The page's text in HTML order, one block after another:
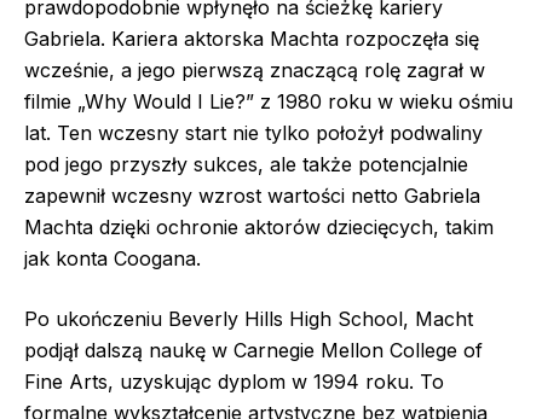
prawdopodobnie wpłynęło na ścieżkę kariery
Gabriela. Kariera aktorska Machta rozpoczęła się
wcześnie, a jego pierwszą znaczącą rolę zagrał w
filmie „Why Would I Lie?” z 1980 roku w wieku ośmiu
lat. Ten wczesny start nie tylko położył podwaliny
pod jego przyszły sukces, ale także potencjalnie
zapewnił wczesny wzrost wartości netto Gabriela
Machta dzięki ochronie aktorów dziecięcych, takim
jak konta Coogana.
Po ukończeniu Beverly Hills High School, Macht
podjął dalszą naukę w Carnegie Mellon College of
Fine Arts, uzyskując dyplom w 1994 roku. To
formalne wykształcenie artystyczne bez wątpienia